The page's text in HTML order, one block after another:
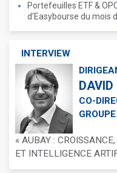
Portefeuilles ETF &
d'Easybourse du mois
INTERVIEW
DAVID
CO-
GROUPE
« AUBAY :
ET INTELLIGENCE